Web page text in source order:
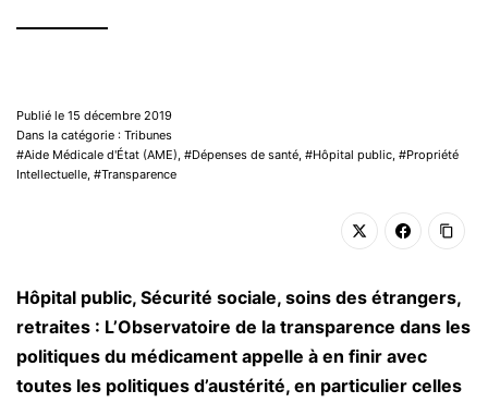
Publié le 15 décembre 2019
Dans la catégorie : Tribunes
Aide Médicale d'État (AME)
Dépenses de santé Hôpital public
Propriété
Intellectuelle
Transparence
Hôpital public, Sécurité sociale, soins des étrangers,
retraites : L’Observatoire de la transparence dans les
politiques du médicament appelle à en finir avec
toutes les politiques d’austérité, en particulier celles